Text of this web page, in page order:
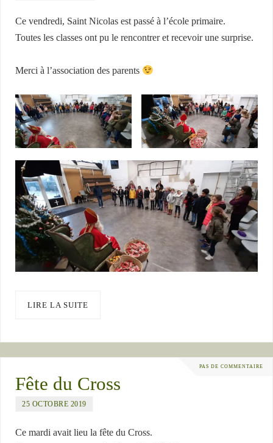
Ce vendredi, Saint Nicolas est passé à l’école primaire.
Toutes les classes ont pu le rencontrer et recevoir une surprise.
Merci à l’association des parents
LIRE LA SUITE
PAS DE COMMENTAIRE
Fête du Cross
25 OCTOBRE 2019
Ce mardi avait lieu la fête du Cross.